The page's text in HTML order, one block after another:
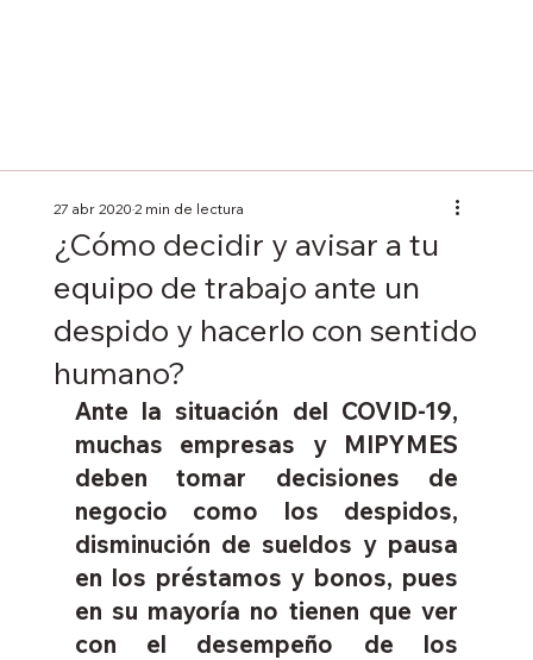
¿Cómo decidir y avisar a tu
equipo de trabajo ante un
despido y hacerlo con sentido
humano?
27 abr 20202 min de lectura
Ante la situación del COVID-19,
muchas empresas y MIPYMES
deben tomar decisiones de
negocio como los despidos,
disminución de sueldos y pausa
en los préstamos y bonos, pues
en su mayoría no tienen que ver
con el desempeño de los